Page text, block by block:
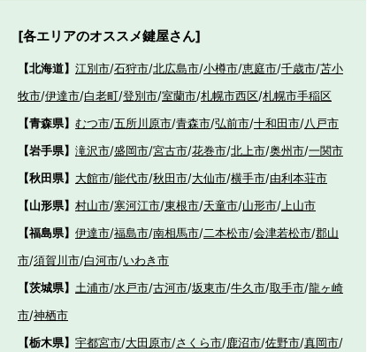
[各エリアのオススメ鍵屋さん]
【北海道】 江別市/石狩市/北広島市/小樽市/恵庭市/千歳市/苫小
牧市/伊達市/白老町/登別市/室蘭市/札幌市西区/札幌市手稲区
【青森県】 むつ市/五所川原市/青森市/弘前市/十和田市/八戸市
【岩手県】 滝沢市/盛岡市/宮古市/花巻市/北上市/奥州市/一関市
【秋田県】 大館市/能代市/秋田市/大仙市/横手市/由利本荘市
【山形県】 村山市/寒河江市/東根市/天童市/山形市/ 上山市
【福島県】 伊達市/福島市/南相馬市/二本松市/会津若松市/郡山
市/須賀川市/白河市/いわき市
【茨城県】 土浦市/水戸市/古河市/坂東市/牛久市/取手市/龍ヶ崎
市/神栖市
【栃木県】 宇都宮市/大田原市/さくら市/鹿沼市/佐野市/真岡市/